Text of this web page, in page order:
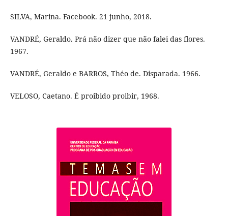
SILVA, Marina. Facebook. 21 junho, 2018.
VANDRÉ, Geraldo. Prá não dizer que não falei das flores.
1967.
VANDRÉ, Geraldo e BARROS, Théo de. Disparada. 1966.
VELOSO, Caetano. É proibido proibir, 1968.